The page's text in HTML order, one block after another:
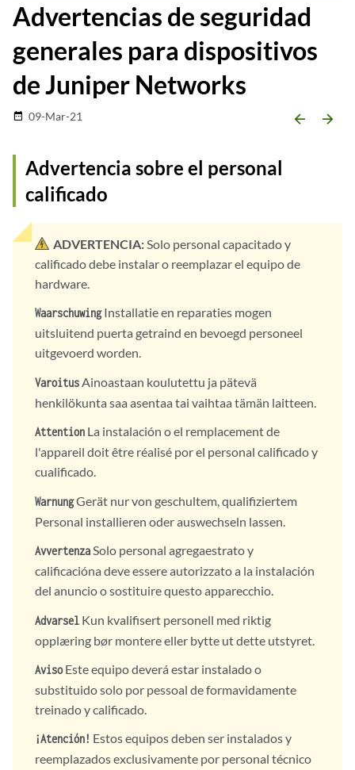
Advertencias de seguridad
generales para dispositivos
de Juniper Networks
date_range 09-Mar-21 arrow_backward arrow_forward
Advertencia sobre el personal
calificado
ADVERTENCIA:Solo personal capacitado y
calificado debe instalar o reemplazar el equipo de
hardware.
WaarschuwingInstallatie en reparaties mogen
uitsluitend puerta getraind en bevoegd personeel
uitgevoerd worden.
VaroitusAinoastaan koulutettu ja pätevä
henkilökunta saa asentaa tai vaihtaa tämän laitteen.
Attention La instalación o el remplacement de
l'appareil doit être réalisé por el personal calificado y
cualificado.
WarnungGerät nur von geschultem, qualifiziertem
Personal installieren oder auswechseln lassen.
AvvertenzaSolo personal agregaestrato y
calificacióna deve essere autorizzato a la instalación
del anuncio o sostituire questo apparecchio.
Advarsel Kun kvalifisert personell med riktig
opplæring bør montere eller bytte ut dette utstyret.
AvisoEste equipo deverá estar instalado o
substituido solo por pessoal de formavidamente
treinado y calificado.
¡Atención! Estos equipos deben ser instalados y
reemplazados exclusivamente por personal técnico